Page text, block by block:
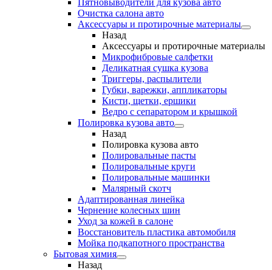
Пятновыводители для кузова авто
Очистка салона авто
Аксессуары и протирочные материалы
Назад
Аксессуары и протирочные материалы
Микрофибровые салфетки
Деликатная сушка кузова
Триггеры, распылители
Губки, варежки, аппликаторы
Кисти, щетки, ершики
Ведро с сепаратором и крышкой
Полировка кузова авто
Назад
Полировка кузова авто
Полировальные пасты
Полировальные круги
Полировальные машинки
Малярный cкотч
Адаптированная линейка
Чернение колесных шин
Уход за кожей в салоне
Восстановитель пластика автомобиля
Мойка подкапотного пространства
Бытовая химия
Назад